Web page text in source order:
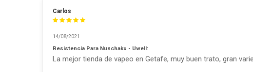
Carlos
14/08/2021
Resistencia Para Nunchaku - Uwell:
La mejor tienda de vapeo en Getafe, muy buen trato, gran